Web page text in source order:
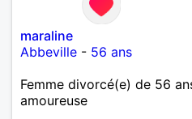
maraline
Abbeville - 56 ans
Femme divorcé(e) de 56
amoureuse